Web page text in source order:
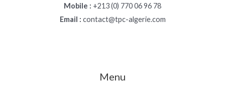
Mobile : +213 (0) 770 06 96 78
Email : contact@tpc-algerie.com
Menu